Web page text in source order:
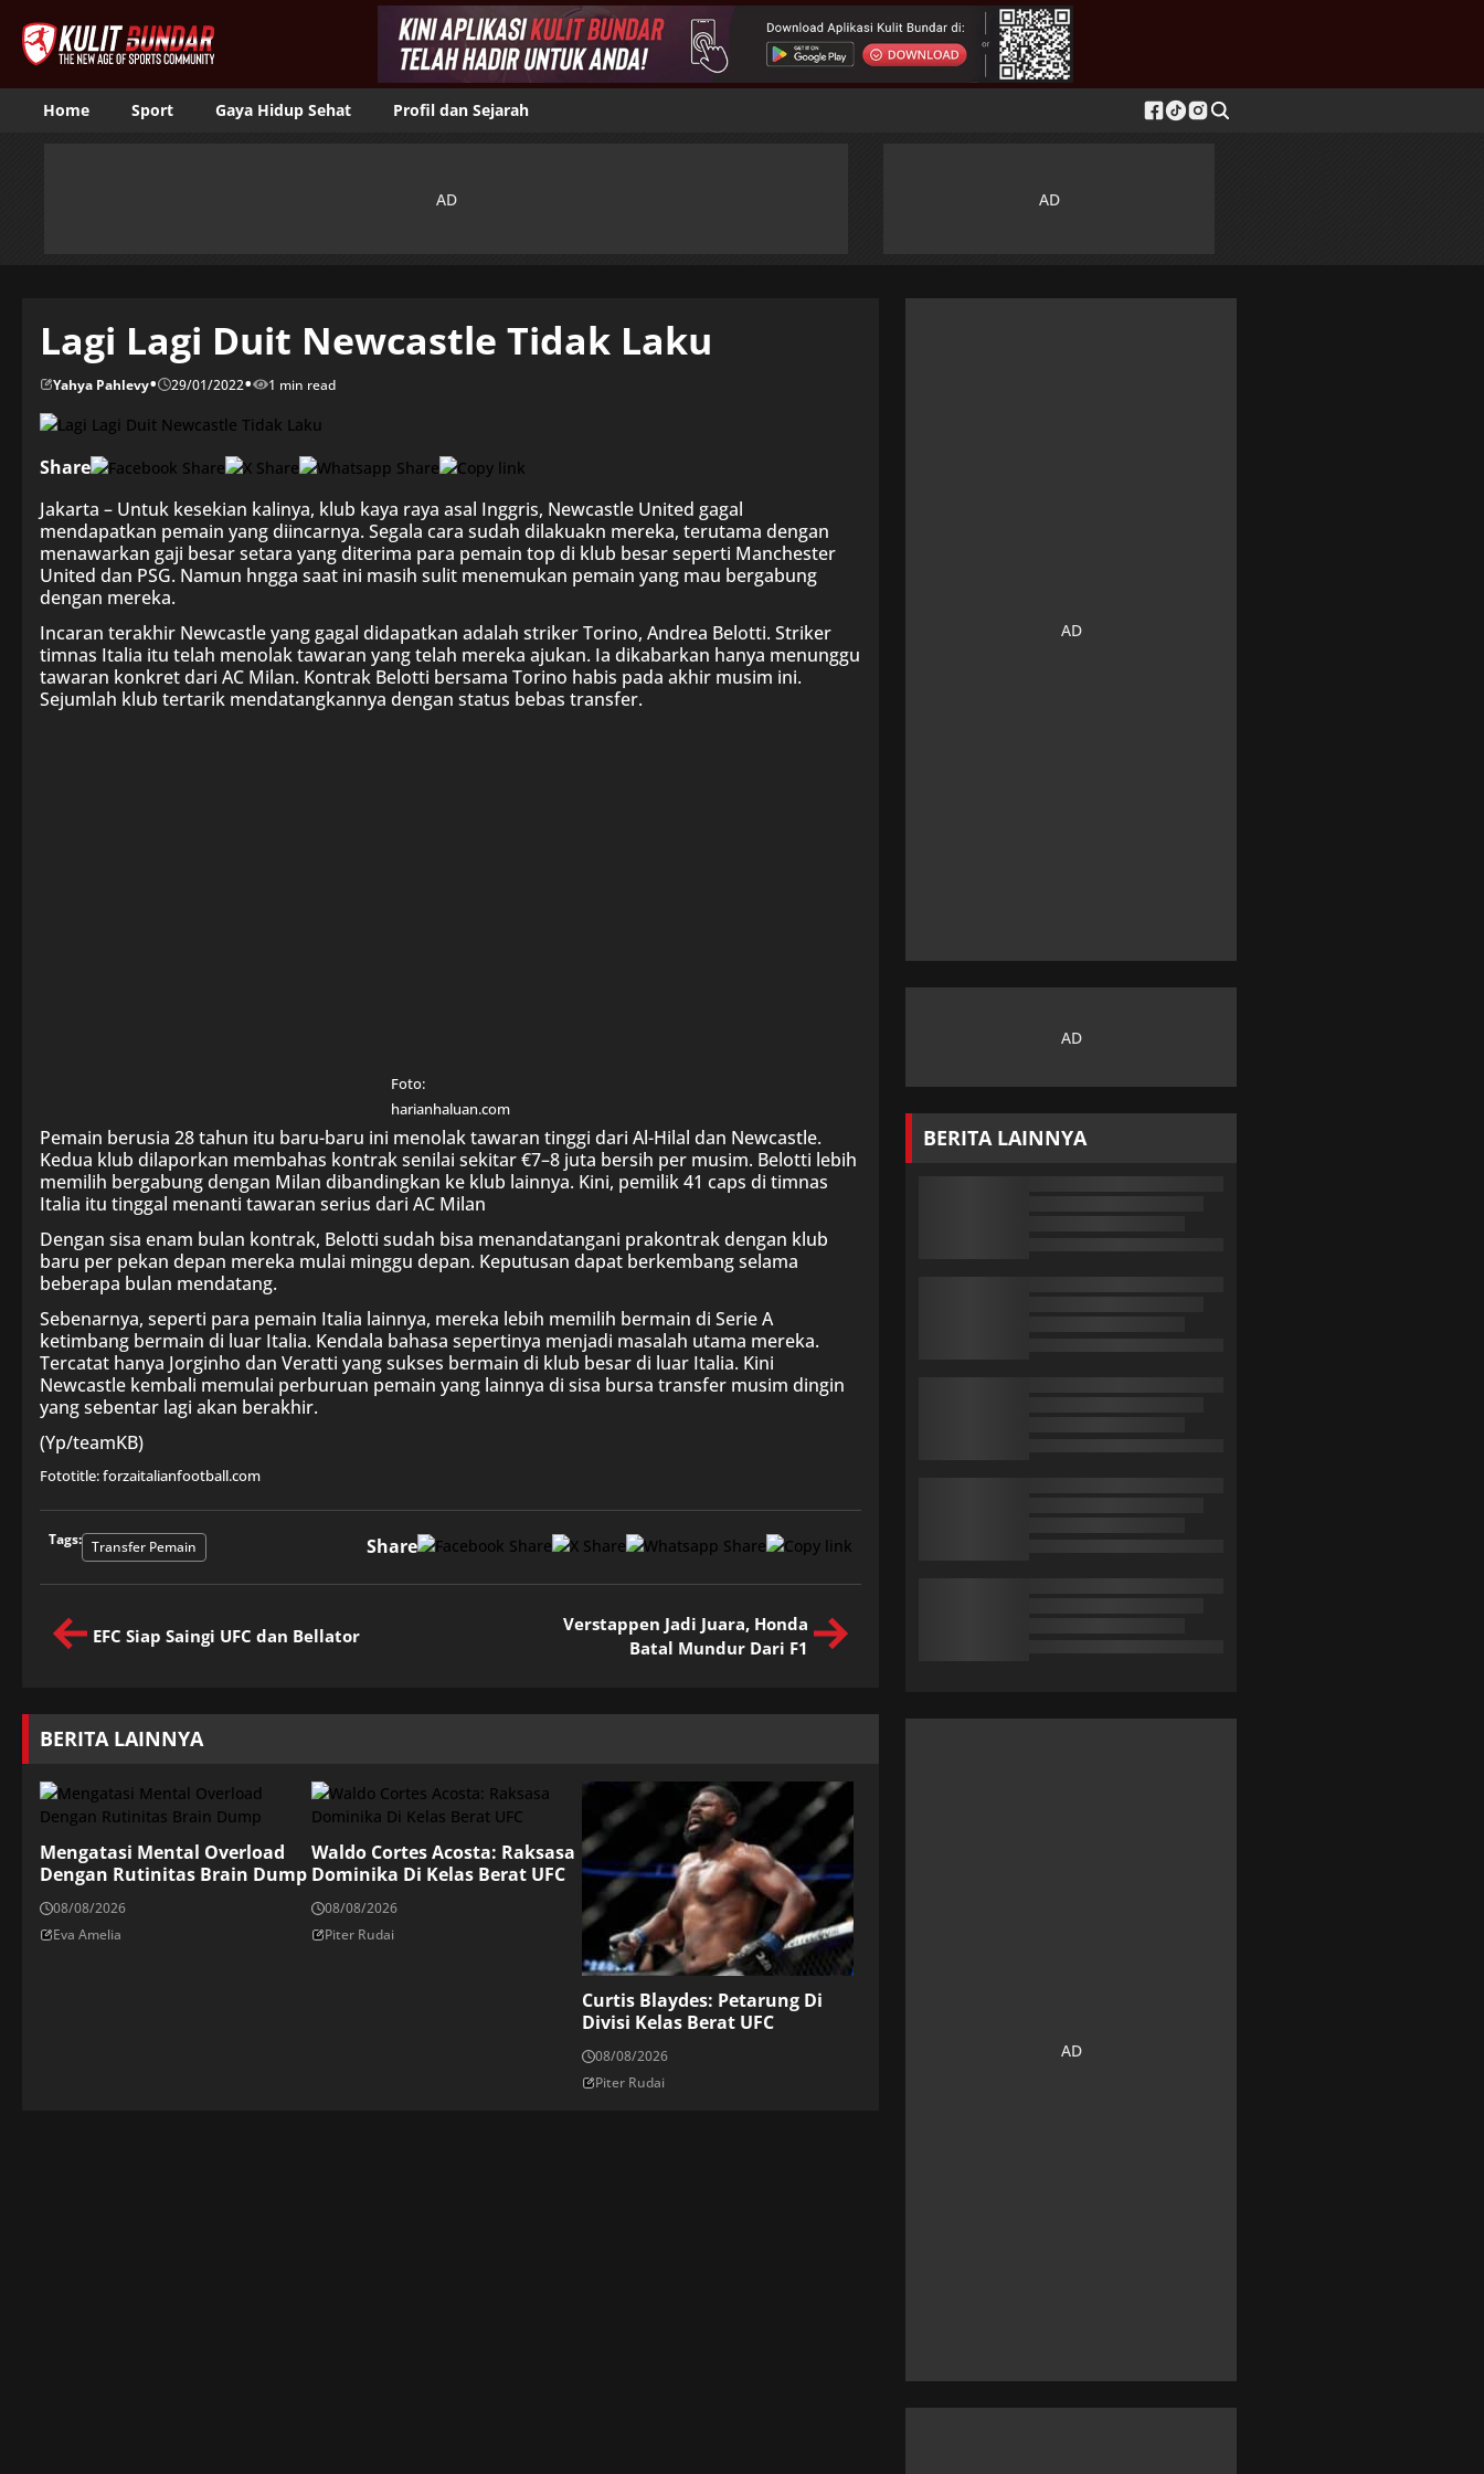
Home Sport Gaya Hidup Sehat Profil dan Sejarah
Lagi Lagi Duit Newcastle Tidak Laku
Yahya Pahlevy• 29/01/2022• 1 min read
Share
Jakarta – Untuk kesekian kalinya, klub kaya raya asal Inggris, Newcastle United gagal
mendapatkan pemain yang diincarnya. Segala cara sudah dilakuakn mereka, terutama dengan
menawarkan gaji besar setara yang diterima para pemain top di klub besar seperti Manchester
United dan PSG. Namun hngga saat ini masih sulit menemukan pemain yang mau bergabung
dengan mereka.
Incaran terakhir Newcastle yang gagal didapatkan adalah striker Torino, Andrea Belotti. Striker
timnas Italia itu telah menolak tawaran yang telah mereka ajukan. Ia dikabarkan hanya menunggu
tawaran konkret dari AC Milan. Kontrak Belotti bersama Torino habis pada akhir musim ini.
Sejumlah klub tertarik mendatangkannya dengan status bebas transfer.
Foto:
harianhaluan.com
Pemain berusia 28 tahun itu baru-baru ini menolak tawaran tinggi dari Al-Hilal dan Newcastle.
Kedua klub dilaporkan membahas kontrak senilai sekitar €7–8 juta bersih per musim. Belotti lebih
memilih bergabung dengan Milan dibandingkan ke klub lainnya. Kini, pemilik 41 caps di timnas
Italia itu tinggal menanti tawaran serius dari AC Milan
Dengan sisa enam bulan kontrak, Belotti sudah bisa menandatangani prakontrak dengan klub
baru per pekan depan mereka mulai minggu depan. Keputusan dapat berkembang selama
beberapa bulan mendatang.
Sebenarnya, seperti para pemain Italia lainnya, mereka lebih memilih bermain di Serie A
ketimbang bermain di luar Italia. Kendala bahasa sepertinya menjadi masalah utama mereka.
Tercatat hanya Jorginho dan Veratti yang sukses bermain di klub besar di luar Italia. Kini
Newcastle kembali memulai perburuan pemain yang lainnya di sisa bursa transfer musim dingin
yang sebentar lagi akan berakhir.
(Yp/teamKB)
Fototitle: forzaitalianfootball.com
Tags: Transfer Pemain Share
EFC Siap Saingi UFC dan Bellator
Verstappen Jadi Juara, Honda
Batal Mundur Dari F1
BERITA LAINNYA
Mengatasi Mental Overload
Dengan Rutinitas Brain Dump
08/08/2026
Eva Amelia
Waldo Cortes Acosta: Raksasa
Dominika Di Kelas Berat UFC
08/08/2026
Piter Rudai
Curtis Blaydes: Petarung Di
Divisi Kelas Berat UFC
08/08/2026
Piter Rudai
BERITA LAINNYA